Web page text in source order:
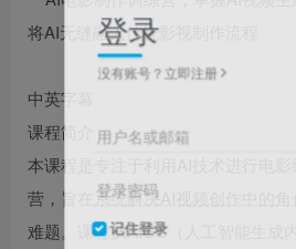
中英字幕
课程简介
本课程是专注于利用AI技术进行电
营，旨在系统解决AI视频创作中的
难题。课程从AIGC（人工智能生成
登录
没有账号？立即注册
用户名或邮箱
登录密码
记住登录